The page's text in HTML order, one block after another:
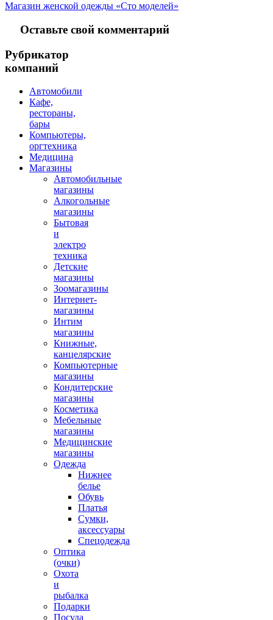
Магазин женской одежды «Сто моделей»
Оставьте свой комментарий
Рубрикатор
компаний
Автомобили
Кафе,
рестораны,
бары
Компьютеры,
оргтехника
Медицина
Магазины
Автомобильные
магазины
Алкогольные
магазины
Бытовая
и
электро
техника
Детские
магазины
Зоомагазины
Интернет-
магазины
Интим
магазины
Книжные,
канцелярские
Компьютерные
магазины
Кондитерские
магазины
Косметика
Мебельные
магазины
Медицинские
магазины
Одежда
Нижнее
белье
Обувь
Платья
Сумки,
аксессуары
Спецодежда
Оптика
(очки)
Охота
и
рыбалка
Подарки
Посуда